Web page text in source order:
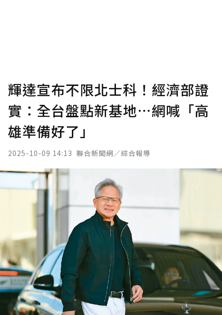
輝達宣布不限北士科！經濟部證
實：全台盤點新基地…網喊「高
雄準備好了」
2025-10-09 14:13 聯合新聞網／綜合報導